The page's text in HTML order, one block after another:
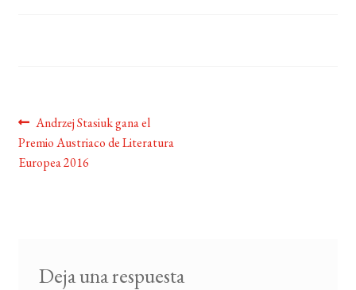
Navegación
de
Anterior:
Andrzej Stasiuk gana el
Premio Austriaco de Literatura
Europea 2016
Deja una respuesta